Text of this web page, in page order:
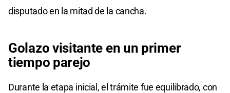
disputado en la mitad de la cancha.
Golazo visitante en un primer
tiempo parejo
Durante la etapa inicial, el trámite fue equilibrado, con